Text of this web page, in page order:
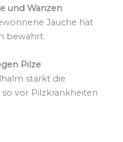
und Wanzen
Jauche hat
bewährt.
Pilze
stärkt die
vor Pilzkrankheiten